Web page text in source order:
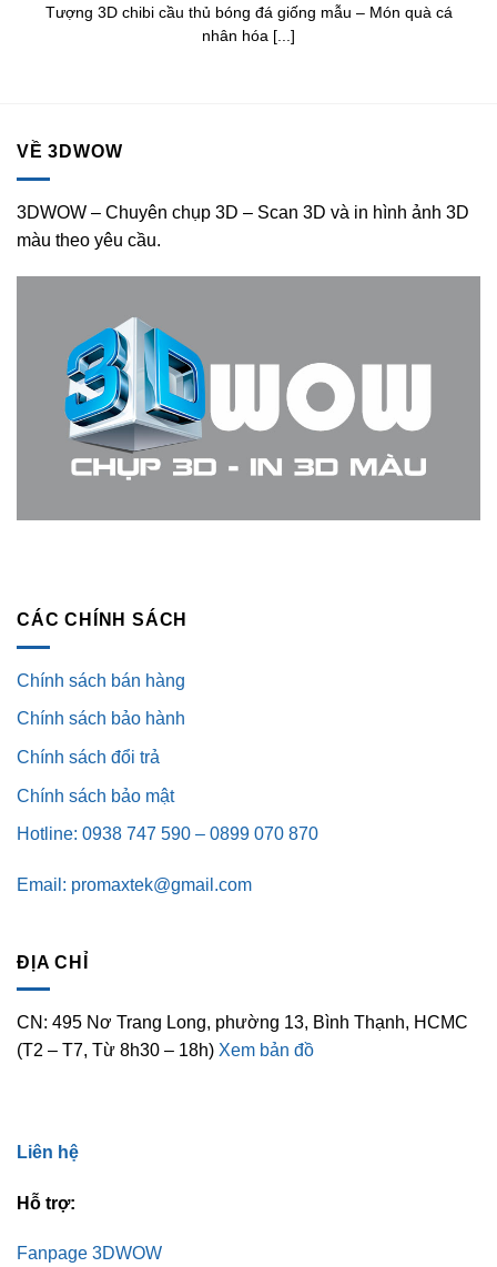
Tượng 3D chibi cầu thủ bóng đá giống mẫu – Món quà cá
nhân hóa [...]
VỀ 3DWOW
3DWOW – Chuyên chụp 3D – Scan 3D và in hình ảnh 3D
màu theo yêu cầu.
CÁC CHÍNH SÁCH
Chính sách bán hàng
Chính sách bảo hành
Chính sách đổi trả
Chính sách bảo mật
Hotline: 0938 747 590 – 0899 070 870
Email: promaxtek@gmail.com
ĐỊA CHỈ
CN: 495 Nơ Trang Long, phường 13, Bình Thạnh, HCMC
(T2 – T7, Từ 8h30 – 18h) Xem bản đồ
Liên hệ
Hỗ trợ:
Fanpage 3DWOW